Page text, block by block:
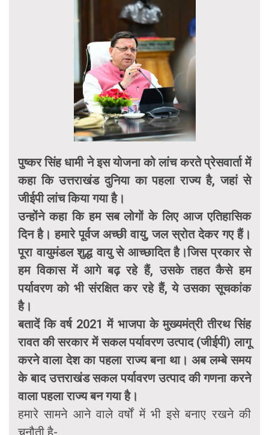
पुष्कर सिंह धामी ने इस योजना को लांच करते प्रेसवार्ता में
कहा कि उत्तराखंड दुनिया का पहला राज्य है, जहां से
जीईपी लांच किया गया है।
उन्होंने कहा कि हम सब लोगों के लिए आज एतिहासिक
दिन है। हमारे पूर्वज अच्छी वायु, जल स्रोत देकर गए हैं।
पूरा वायुमंडल शुद्ध वायु से आच्छादित है।जिस प्रकार से
हम विकास में आगे बढ़ रहे हैं, उसके तहत कैसे हम
पर्यावरण को भी संरक्षित कर रहे हैं, ये उसका सूचकांक
है।
बतादें कि वर्ष 2021 में भाजपा के मुख्यमंत्री तीरथ सिंह
रावत की सरकार में सकल पर्यावरण उत्पाद (जीईपी) लागू
करने वाला देश का पहला राज्य बना था। अब लम्बे समय
के बाद उत्तराखंड सकल पर्यावरण उत्पाद की गणना करने
वाला पहला राज्य बन गया है।
हमारे सामने आने वाले वर्षों में भी इसे बनाए रखने की
चुनौती है-